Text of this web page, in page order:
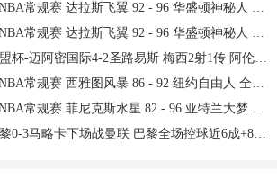
常规赛 达拉斯飞翼 92 - 96 华盛顿神秘人 全场集锦
常规赛 达拉斯飞翼 92 - 96 华盛顿神秘人 全场集锦
-迈阿密国际4-2圣路易斯 梅西2射1传 阿伦助攻戴帽
常规赛 西雅图风暴 86 - 92 纽约自由人 全场集锦
常规赛 菲尼克斯水星 82 - 96 亚特兰大梦想 全场集锦
3马略卡下场战曼联 巴黎全场控球近6成+8射3正未果